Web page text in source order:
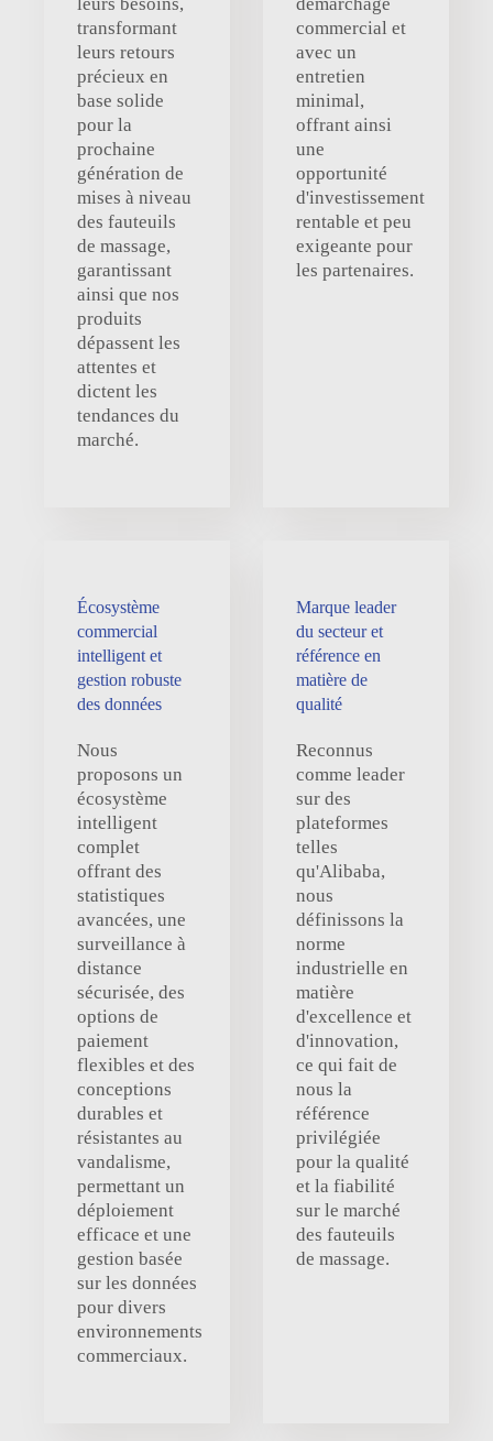
transformant
leurs retours
précieux en
base solide
pour la
prochaine
génération de
mises à niveau
des fauteuils
de massage,
garantissant
ainsi que nos
produits
dépassent les
attentes et
dictent les
tendances du
marché.
commercial et
avec un
entretien
minimal,
offrant ainsi
une
opportunité
d'investissement
rentable et peu
exigeante pour
les partenaires.
Écosystème
commercial
intelligent et
gestion robuste
des données
Nous
proposons un
écosystème
intelligent
complet
offrant des
statistiques
avancées, une
surveillance à
distance
sécurisée, des
options de
paiement
flexibles et des
conceptions
durables et
résistantes au
vandalisme,
permettant un
déploiement
efficace et une
gestion basée
sur les données
pour divers
environnements
commerciaux.
Marque leader
du secteur et
référence en
matière de
qualité
Reconnus
comme leader
sur des
plateformes
telles
qu'Alibaba,
nous
définissons la
norme
industrielle en
matière
d'excellence et
d'innovation,
ce qui fait de
nous la
référence
privilégiée
pour la qualité
et la fiabilité
sur le marché
des fauteuils
de massage.